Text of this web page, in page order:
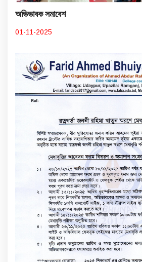
অভিভাবক সমাবেশ
01-11-2025